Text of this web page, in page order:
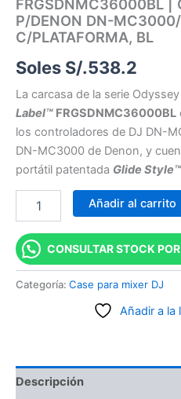
FRGSDNMC36000BL |
P/DENON DN-
C/PLATAFORMA, BL
Soles S/.538.2
La carcasa de la serie Odyssey
Label™ FRGSDNMC36000BL
los controladores de DJ DN-
DN-MC3000 de Denon, y
portátil patentada Glide
Añadir al carrito
CONSULTAR STOCK
Categoría: Case para mixer DJ
Añadir a la
Descripción